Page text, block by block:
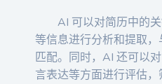
AI 可以对简历中的
等信息进行分析和提取
匹配。同时，AI 还可以
言表达等方面进行评估